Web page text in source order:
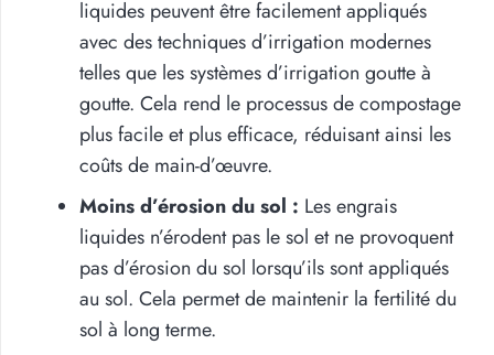
liquides peuvent être facilement appliqués
avec des techniques d’irrigation modernes
telles que les systèmes d’irrigation goutte à
goutte. Cela rend le processus de compostage
plus facile et plus efficace, réduisant ainsi les
coûts de main-d’œuvre.
Moins d’érosion du sol : Les engrais
liquides n’érodent pas le sol et ne provoquent
pas d’érosion du sol lorsqu’ils sont appliqués
au sol. Cela permet de maintenir la fertilité du
sol à long terme.